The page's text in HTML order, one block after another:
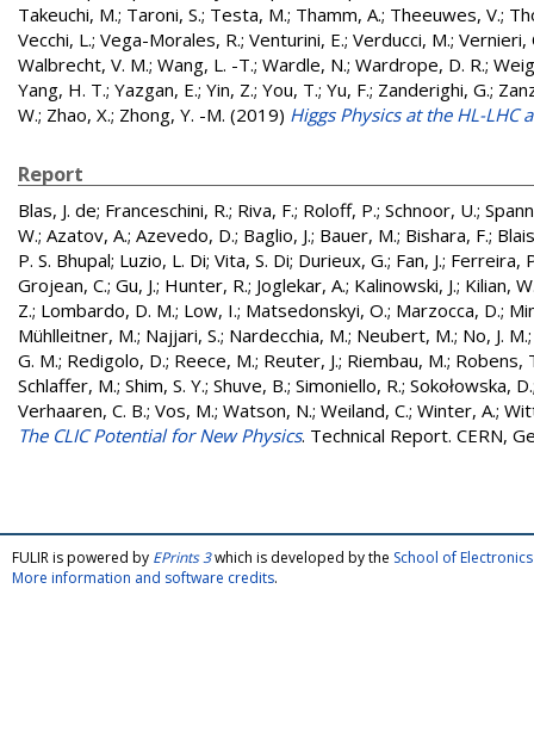
Takeuchi, M.; Taroni, S.; Testa, M.; Thamm, A.; Theeuwes, V.;
Vecchi, L.; Vega-Morales, R.; Venturini, E.; Verducci, M.; Vernieri,
Walbrecht, V. M.; Wang, L. -T.; Wardle, N.; Wardrope, D. R.;
Yang, H. T.; Yazgan, E.; Yin, Z.; You, T.; Yu, F.; Zanderighi, G.;
W.; Zhao, X.; Zhong, Y. -M. (2019) Higgs Physics at the HL-LHC
Report
Blas, J. de; Franceschini, R.; Riva, F.; Roloff, P.; Schnoor, U.;
W.; Azatov, A.; Azevedo, D.; Baglio, J.; Bauer, M.; Bishara, F.;
P. S. Bhupal; Luzio, L. Di; Vita, S. Di; Durieux, G.; Fan, J.; Ferreira,
Grojean, C.; Gu, J.; Hunter, R.; Joglekar, A.; Kalinowski, J.; Kilian,
Z.; Lombardo, D. M.; Low, I.; Matsedonskyi, O.; Marzocca, D.;
Mühlleitner, M.; Najjari, S.; Nardecchia, M.; Neubert, M.; No, J. M.
G. M.; Redigolo, D.; Reece, M.; Reuter, J.; Riembau, M.; Robens,
Schlaffer, M.; Shim, S. Y.; Shuve, B.; Simoniello, R.; Sokołowska, D.
Verhaaren, C. B.; Vos, M.; Watson, N.; Weiland, C.; Winter, A.;
The CLIC Potential for New Physics. Technical Report. CERN,
FULIR is powered by EPrints 3which is developed by the School of
More information and software credits.